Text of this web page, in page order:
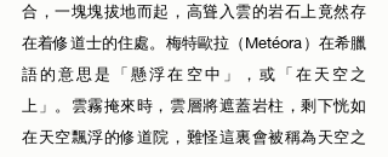
合，一塊塊拔地而起，高聳入雲的岩石上竟然存
在着修道士的住處。梅特歐拉（Metéora）在希臘
語的意思是「懸浮在空中」，或「在天空之
上」。雲霧掩來時，雲層將遮蓋岩柱，剩下恍如
在天空飄浮的修道院，難怪這裏會被稱為天空之